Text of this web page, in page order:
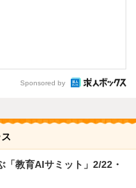
Sponsored by
「教育AIサミット」2/22・